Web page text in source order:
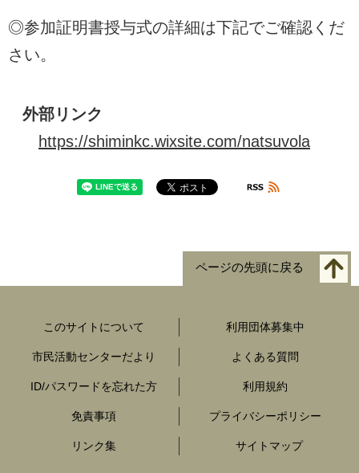
◎参加証明書授与式の詳細は下記でご確認くだ
さい。
外部リンク
https://shiminkc.wixsite.com/natsuvola
ページの先頭に戻る
このサイトについて 利用団体募集中
市民活動センターだより よくある質問
ID/パスワードを忘れた方 利用規約
免責事項 プライバシーポリシー
リンク集 サイトマップ